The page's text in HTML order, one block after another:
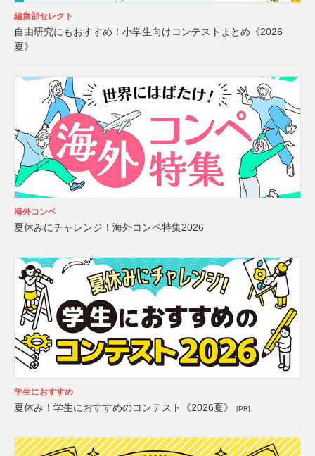
編集部セレクト
自由研究にもおすすめ！小学生向けコンテストまとめ《2026
夏》
海外コンペ
夏休みにチャレンジ！海外コンペ特集2026
学生におすすめ
夏休み！学生におすすめのコンテスト《2026夏》 [PR]